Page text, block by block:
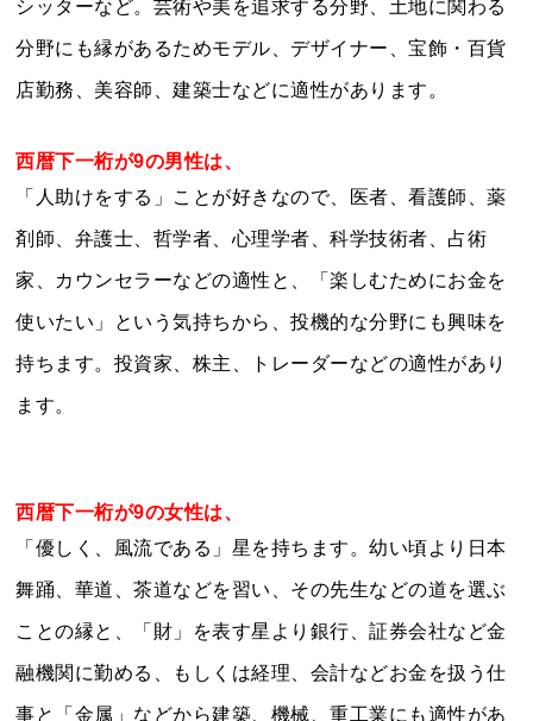
シッターなど。芸術や美を追求する分野、土地に関わる
分野にも縁があるためモデル、デザイナー、宝飾・百貨
店勤務、美容師、建築士などに適性があります。
西暦下一桁が9の男性は、
「人助けをする」ことが好きなので、医者、看護師、薬
剤師、弁護士、哲学者、心理学者、科学技術者、占術
家、カウンセラーなどの適性と、「楽しむためにお金を
使いたい」という気持ちから、投機的な分野にも興味を
持ちます。投資家、株主、トレーダーなどの適性があり
ます。
西暦下一桁が9の女性は、
「優しく、風流である」星を持ちます。幼い頃より日本
舞踊、華道、茶道などを習い、その先生などの道を選ぶ
ことの縁と、「財」を表す星より銀行、証券会社など金
融機関に勤める、もしくは経理、会計などお金を扱う仕
事と「金属」などから建築、機械、重工業にも適性があ